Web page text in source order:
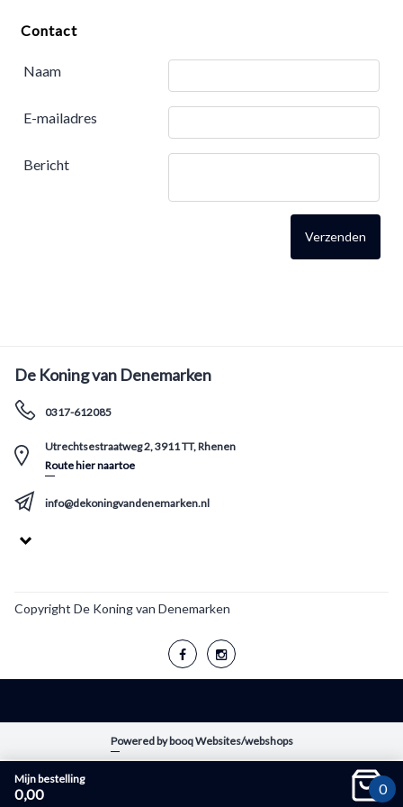
Contact
Naam
E-mailadres
Bericht
De Koning van Denemarken
0317-612085
Utrechtsestraatweg 2, 3911 TT, Rhenen
Route hier naartoe
info@dekoningvandenemarken.nl
Copyright De Koning van Denemarken
Powered by booq Websites/webshops
Mijn bestelling
0,00 0